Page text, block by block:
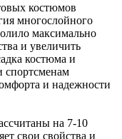
костюмов
многослойного
максимально
и увеличить
костюма и
спортсменам
и надежности
на 7-10
свои свойства и